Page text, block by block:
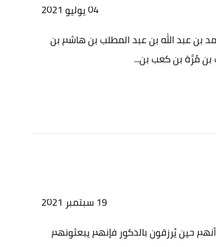
04 يوليو 2021
عبد الله بن عبد المطلب بن هاشم بن
مُرَّة بن كعب بن...
19 سبتمبر 2021
حين يُرزقون بالذكور فإنهم يبعثونهم